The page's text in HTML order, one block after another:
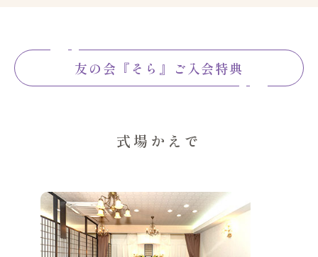
友の会『そら』ご入会特典
式場かえで